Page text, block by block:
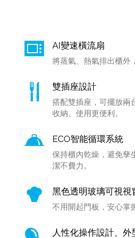
AI變速橫流扇
將蒸氣、熱氣排出櫃外
雙插座設計
搭配雙插座，可擺放兩
收納、使用更便利。
ECO智能循環系統
保持櫃內乾燥，避免孳
潔不費力。
黑色透明玻璃可視視
不用開起門板，安心掌
人性化操作設計、外